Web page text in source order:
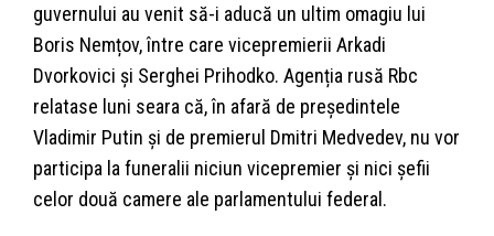
guvernului au venit să-i aducă un ultim omagiu lui
Boris Nemțov, între care vicepremierii Arkadi
Dvorkovici și Serghei Prihodko. Agenția rusă Rbc
relatase luni seara că, în afară de președintele
Vladimir Putin și de premierul Dmitri Medvedev, nu vor
participa la funeralii niciun vicepremier și nici șefii
celor două camere ale parlamentului federal.